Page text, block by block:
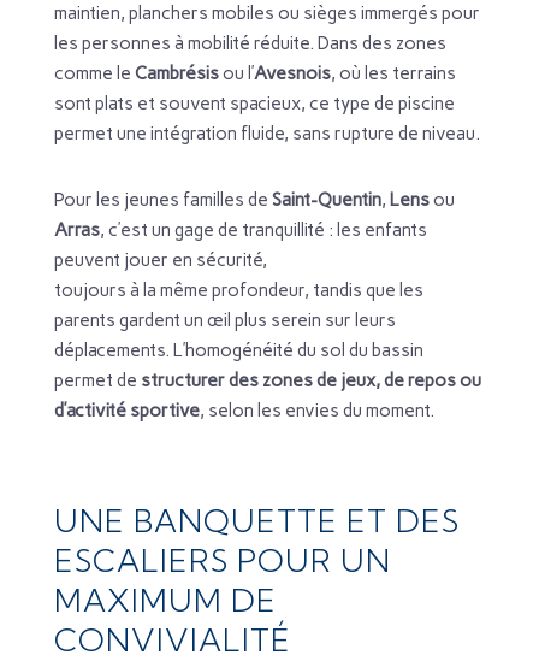
maintien, planchers mobiles ou sièges immergés pour
les personnes à mobilité réduite. Dans des zones
comme le Cambrésisou l’Avesnois, où les terrains
sont plats et souvent spacieux, ce type de piscine
permet une intégration fluide, sans rupture de niveau.
Pour les jeunes familles de Saint-Quentin, Lensou
Arras, c’est un gage de tranquillité : les enfants
peuvent jouer en sécurité,
toujours à la même profondeur, tandis que les
parents gardent un œil plus serein sur leurs
déplacements. L’homogénéité du sol du bassin
permet de structurer des zones de jeux, de repos ou
d’activité sportive, selon les envies du moment.
UNE BANQUETTE ET DES
ESCALIERS POUR UN
MAXIMUM DE
CONVIVIALITÉ